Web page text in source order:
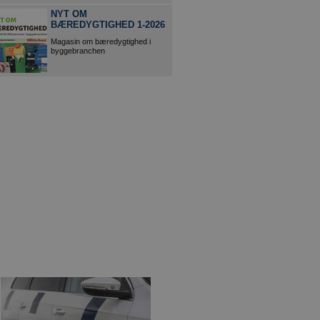
NYT OM
BÆREDYGTIGHED 1-2026
Magasin om bæredygtighed i
byggebranchen